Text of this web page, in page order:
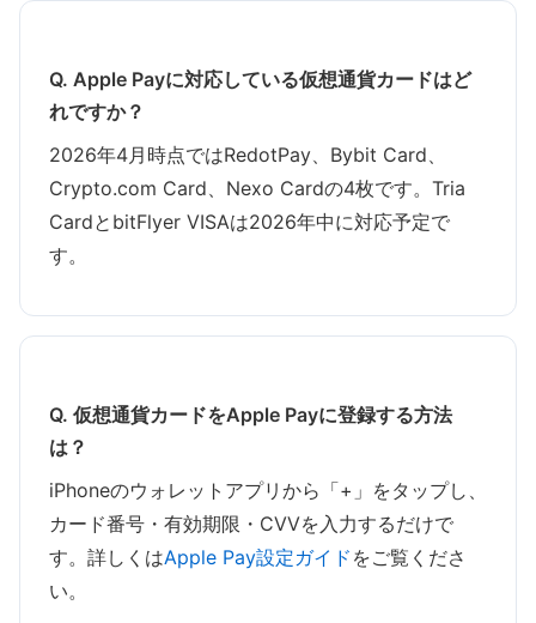
Q. Apple Payに対応している仮想通貨カードはど
れですか？
2026年4月時点ではRedotPay、Bybit Card、
Crypto.com Card、Nexo Cardの4枚です。Tria
CardとbitFlyer VISAは2026年中に対応予定で
す。
Q. 仮想通貨カードをApple Payに登録する方法
は？
iPhoneのウォレットアプリから「+」をタップし、
カード番号・有効期限・CVVを入力するだけで
す。詳しくはApple Pay設定ガイド をご覧くださ
い。